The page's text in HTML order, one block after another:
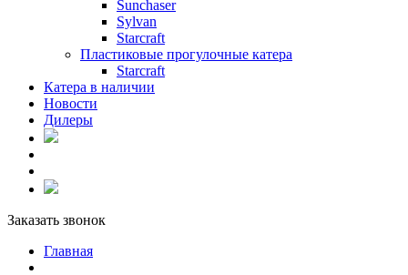
Sunchaser
Sylvan
Starcraft
Пластиковые прогулочные катера
Starcraft
Катера в наличии
Новости
Дилеры
Заказать звонок
Главная